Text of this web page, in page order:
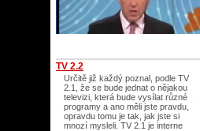
TV 2.2
Určitě již každý poznal, podle TV
2.1, že se bude jednat o nějakou
televizi, která bude vysílat různé
programy a ano měli jste pravdu,
opravdu tomu je tak, jak jste si
mnozí mysleli. TV 2.1 je interne